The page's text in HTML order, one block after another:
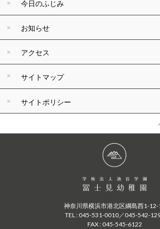
今日のふじみ
お知らせ
アクセス
サイトマップ
サイトポリシー
神奈川県横浜市港北区綱島西1-12-
TEL : 045-531-0010／045-542-
FAX : 045-545-6122